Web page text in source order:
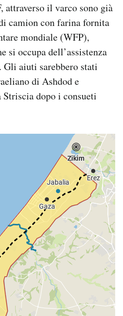
attraverso il varco sono già
camion con farina fornita
mondiale (WFP),
si occupa dell’assistenza
aiuti sarebbero stati
di Ashdod e
dopo i consueti